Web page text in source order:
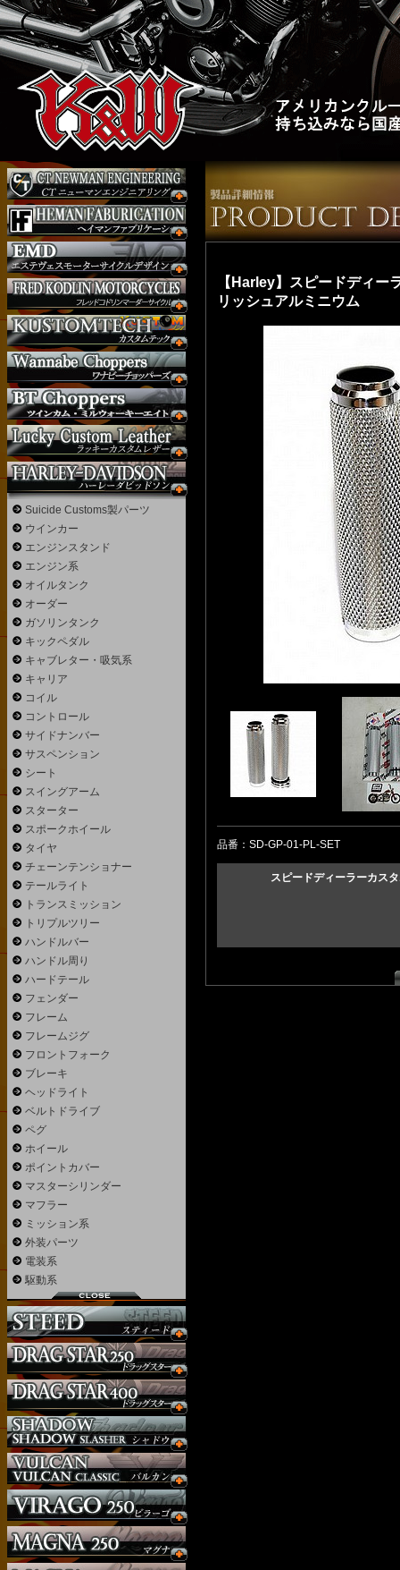
【Harley】スピードディー
リッシュアルミニウム
品番：SD-GP-01-PL-SET
スピードディーラーカス
Suicide Customs製パーツ
ウインカー
エンジンスタンド
エンジン系
オイルタンク
オーダー
ガソリンタンク
キックペダル
キャブレター・吸気系
キャリア
コイル
コントロール
サイドナンバー
サスペンション
シート
スイングアーム
スターター
スポークホイール
タイヤ
チェーンテンショナー
テールライト
トランスミッション
トリプルツリー
ハンドルバー
ハンドル周り
ハードテール
フェンダー
フレーム
フレームジグ
フロントフォーク
ブレーキ
ヘッドライト
ベルトドライブ
ペグ
ホイール
ポイントカバー
マスターシリンダー
マフラー
ミッション系
外装パーツ
電装系
駆動系